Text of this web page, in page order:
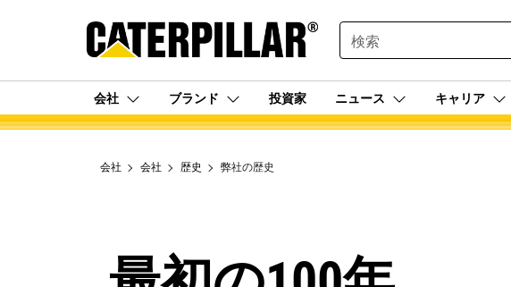
SEARCH
会社 ブランド 投資家 ニュース キャリア
会社 会社 歴史 弊社の歴史